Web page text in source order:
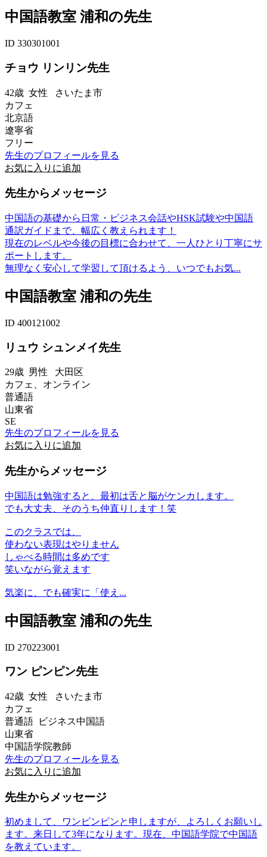
中国語教室 浦和の先生
ID 330301001
チョウ リンリン先生
42歳 女性 さいたま市
カフェ
北京語
遼寧省
フリー
先生のプロフィールを見る
お気に入りに追加
先生からメッセージ
中国語の基礎から日常・ビジネス会話やHSK試験や中国語
通訳ガイドまで、幅広く教えられます！
現在のレベルや今後の目標に合わせて、一人ひとり丁寧にサ
ポートします。
無理なく安心して学習して頂けるよう、いつでもお気...
中国語教室 浦和の先生
ID 400121002
リュウ シュンメイ先生
29歳 男性 大田区
カフェ、オンライン
普通語
山東省
SE
先生のプロフィールを見る
お気に入りに追加
先生からメッセージ
中国語は勉強すると、最初は舌と脳がケンカします。
でも大丈夫、そのうち仲直りします！笑
このクラスでは、
使わない表現はやりません
しゃべる時間は多めです
笑いながら覚えます
気楽に、でも確実に「使え...
中国語教室 浦和の先生
ID 270223001
ワン ピンピン先生
42歳 女性 さいたま市
カフェ
普通語 ビジネス中国語
山東省
中国語学院教師
先生のプロフィールを見る
お気に入りに追加
先生からメッセージ
初めまして、ワンピンピンと申しますが、よろしくお願いし
ます。来日して3年になります。現在、中国語学院で中国語
を教えています。